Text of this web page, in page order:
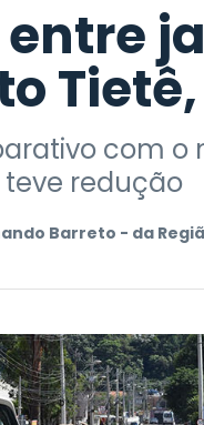
com o
redução
Barreto - da